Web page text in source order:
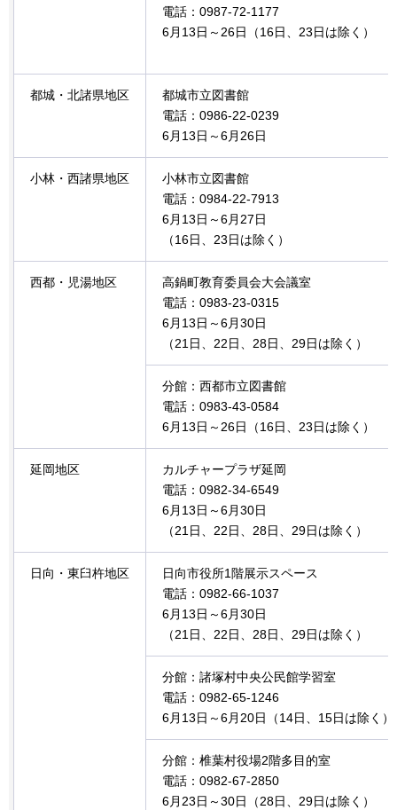
電話：0987-72-1177
6月13日～26日（16日、23日は除く）
都城・北諸県地区
都城市立図書館
電話：0986-22-0239
6月13日～6月26日
小林・西諸県地区
小林市立図書館
電話：0984-22-7913
6月13日～6月27日
（16日、23日は除く）
西都・児湯地区
高鍋町教育委員会大会議室
電話：0983-23-0315
6月13日～6月30日
（21日、22日、28日、29日は除く）
分館：西都市立図書館
電話：0983-43-0584
6月13日～26日（16日、23日は除く）
延岡地区
カルチャープラザ延岡
電話：0982-34-6549
6月13日～6月30日
（21日、22日、28日、29日は除く）
日向・東臼杵地区
日向市役所1階展示スペース
電話：0982-66-1037
6月13日～6月30日
（21日、22日、28日、29日は除く）
分館：諸塚村中央公民館学習室
電話：0982-65-1246
6月13日～6月20日（14日、15日は除く）
分館：椎葉村役場2階多目的室
電話：0982-67-2850
6月23日～30日（28日、29日は除く）